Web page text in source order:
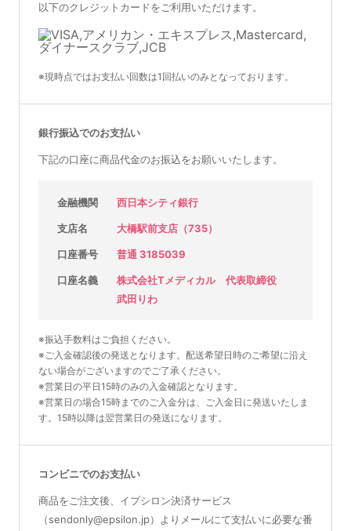
以下のクレジットカードをご利用いただけます。
※現時点ではお支払い回数は1回払いのみとなっております。
銀行振込でのお支払い
下記の口座に商品代金のお振込をお願いいたします。
金融機関 西日本シティ銀行
支店名 大橋駅前支店（735）
口座番号 普通 3185039
口座名義
株式会社Tメディカル 代表取締役
武田りわ
※振込手数料はご負担ください。
※ご入金確認後の発送となります。配送希望日時のご希望に沿え
ない場合がございますのでご了承ください。
※営業日の平日15時のみの入金確認となります。
※営業日の場合15時までのご入金分は、ご入金日に発送いたしま
す。15時以降は翌営業日の発送になります。
コンビニでのお支払い
商品をご注文後、イプシロン決済サービス
（sendonly@epsilon.jp）よりメールにて支払いに必要な番